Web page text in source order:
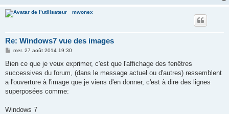
mwonex
Re: Windows7 vue des images
M
s
a
g
mer. 27 août 2014 19:30
Bien ce que je veux exprimer, c'est que l'affichage des fenêtres
successives du forum, (dans le message actuel ou d'autres) ressemblent
a l'ouverture à l'image que je viens d'en donner, c'est à dire des lignes
superposées comme:
Windows 7